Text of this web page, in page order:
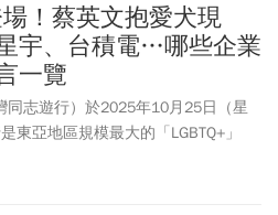
！蔡英文抱愛犬現
宇、台積電…哪些企業
一覽
同志遊行）於2025年10月25日（星
東亞地區規模最大的「LGBTQ+」
焦於「標籤」、「差異／多元」的